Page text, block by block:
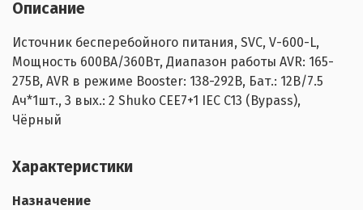
Описание
Источник бесперебойного питания, SVC, V-600-L,
Мощность 600ВА/360Вт, Диапазон работы AVR: 165-
275В, AVR в режиме Booster: 138-292В, Бат.: 12В/7.5
Ач*1шт., 3 вых.: 2 Shuko CEE7+1 IEC C13 (Bypass),
Чёрный
Характеристики
Назначение